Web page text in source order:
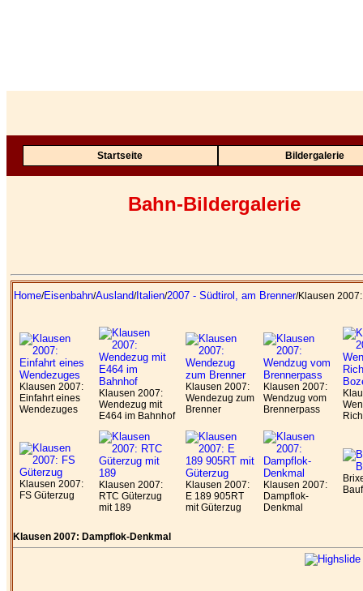
Startseite Bildergalerie
Bahn-Bildergalerie
Home/Eisenbahn/Ausland/Italien/2007 - Südtirol, am Brenner/Klausen
Klausen 2007:
Einfahrt eines
Wendezuges
Klausen 2007:
Wendezug mit
E464 im Bahnhof
Klausen 2007:
Wendezug zum
Brenner
Klausen 2007:
Wendzug vom
Brennerpass
Klausen 2007:
FS Güterzug
Klausen 2007:
RTC Güterzug
mit 189
Klausen 2007:
E 189 905RT
mit Güterzug
Klausen 2007:
Dampflok-
Denkmal
Klausen 2007: Dampflok-Denkmal